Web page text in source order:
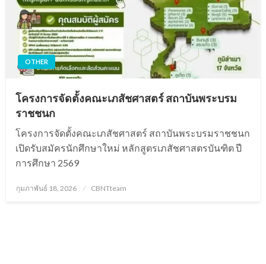
OTHER
โครงการจัดตั้งคณะเภสัชศาสตร์ สถาบันพระบรม
ราชชนก
โครงการจัดตั้งคณะเภสัชศาสตร์ สถาบันพระบรมราชชนก
เปิดรับสมัครนักศึกษาใหม่ หลักสูตรเภสัชศาสตรบันฑิต ปี
การศึกษา 2569
Posted
กุมภาพันธ์ 18, 2026 CBNTteam